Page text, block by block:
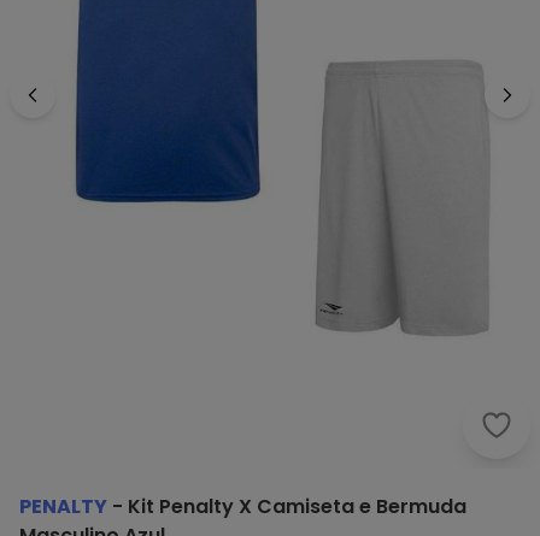
PENALTY - Kit Penalty X Camiseta e Bermuda